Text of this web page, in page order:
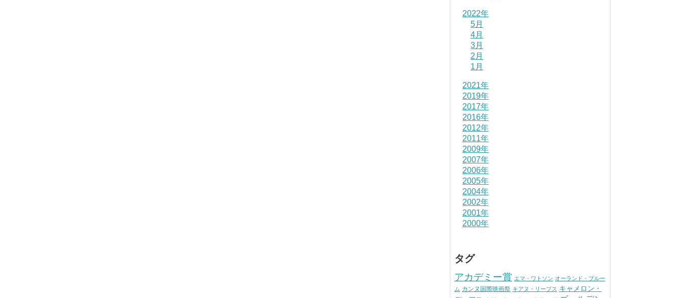
2022年
5月
4月
3月
2月
1月
2021年
2019年
2017年
2016年
2012年
2011年
2009年
2007年
2006年
2005年
2004年
2002年
2001年
2000年
タグ
アカデミー賞 エマ・ワトソン オーランド・ブルー
ム カンヌ国際映画祭 キアヌ・リーブス キャメロン・